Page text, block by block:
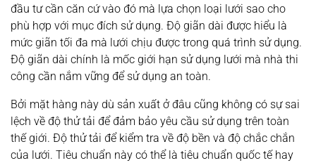
đầu tư cần căn cứ vào đó mà lựa chọn loại lưới sao cho
phù hợp với mục đích sử dụng. Độ giãn dài được hiểu là
mức giãn tối đa mà lưới chịu được trong quá trình sử dụng.
Độ giãn dài chính là mốc giới hạn sử dụng lưới mà nhà thi
công cần nắm vững để sử dụng an toàn.
Bởi mặt hàng này dù sản xuất ở đâu cũng không có sự sai
lệch về độ thử tải để đảm bảo yêu cầu sử dụng trên toàn
thế giới. Độ thử tải để kiểm tra về độ bền và độ chắc chắn
của lưới. Tiêu chuẩn này có thể là tiêu chuẩn quốc tế hay